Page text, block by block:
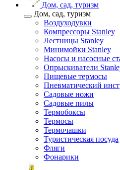
Дом, сад, туризм
Дом, сад, туризм
Воздуходувки
Компрессоры Stanley
Лестницы Stanley
Минимойки Stanley
Насосы и насосные
Опрыскиватели
Пищевые термосы
Пневматический
Садовые ножи
Садовые пилы
Термобоксы
Термосы
Термочашки
Туристическая посуда
Фляги
Фонарики